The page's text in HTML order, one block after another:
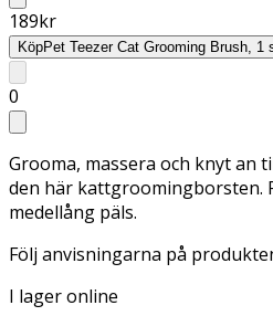
189kr
KöpPet Teezer Cat Grooming Brush, 1
0
Grooma, massera och knyt an
den här kattgroomingborsten.
medellång päls.
Följ anvisningarna på
I lager online